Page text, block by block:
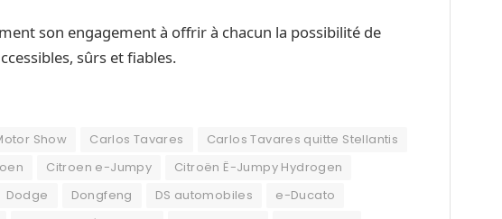
son engagement à offrir à chacun la possibilité de
sûrs et fiables.
Show Carlos Tavares
Carlos Tavares quitte Stellantis
Citroen e-Jumpy
Citroën Ë-Jumpy Hydrogen
Dodge Dongfeng DS automobiles
e-Ducato